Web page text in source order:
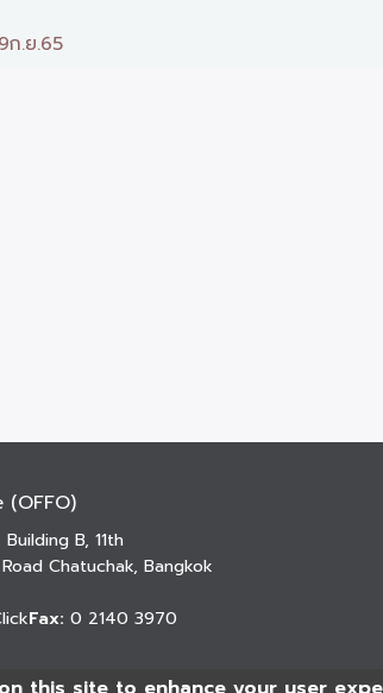
ก.ย.65
B, 11th
Chatuchak, Bangkok
Fax: 0 2140 3970